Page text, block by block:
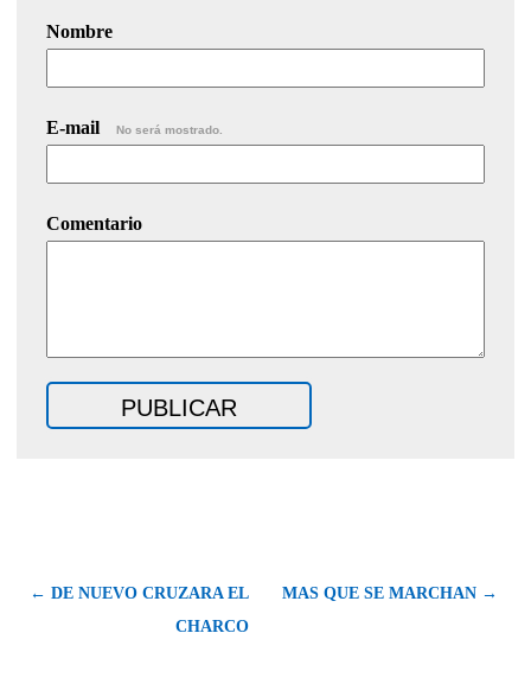
Nombre
E-mail No será mostrado.
Comentario
← DE NUEVO CRUZARA EL
CHARCO
MAS QUE SE MARCHAN →